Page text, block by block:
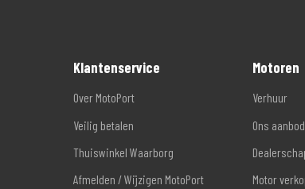
Klantenservice
Over MotoPort
Veilig betalen
Thuiswinkel Waarborg
Afmelden / Wijzigen MotoPort
Motoren
Verhuur
Ons aanbod
Motor